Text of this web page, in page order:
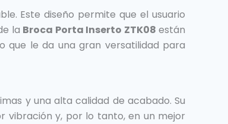
Este diseño permite que el usuario
la Broca Porta Inserto ZTK08 están
que le da una gran versatilidad para
y una alta calidad de acabado. Su
vibración y, por lo tanto, en un mejor